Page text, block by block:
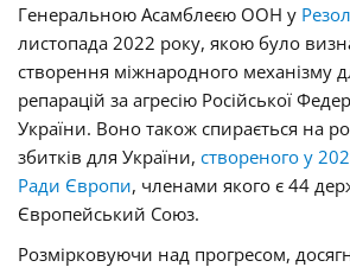
Генеральною Асамблеєю ООН у
листопада 2022 року, якою було
створення міжнародного механізму
репарацій за агресію Російської
України. Воно також спирається на
збитків для України, створеного у
Ради Європи, членами якого є 44
Європейський Союз.
Розмірковуючи над прогресом,